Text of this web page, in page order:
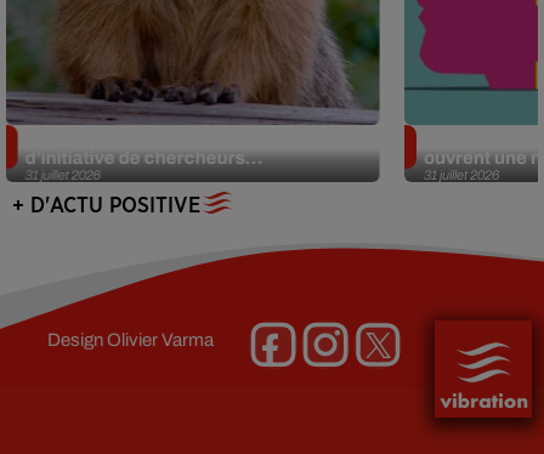
31 juillet 2026
d’initiative de chercheurs...
31 juillet 2026
ouvrent une
+ D'ACTU POSITIVE
DesignOlivier Varma